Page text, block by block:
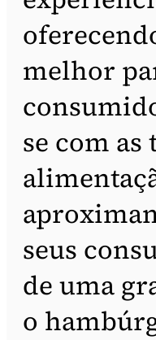
melhor
se com as
seus
de uma
o